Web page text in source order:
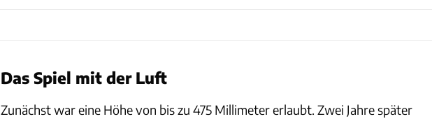
Das Spiel mit der Luft
Zunächst war eine Höhe von bis zu 475 Millimeter erlaubt. Zwei Jahre später